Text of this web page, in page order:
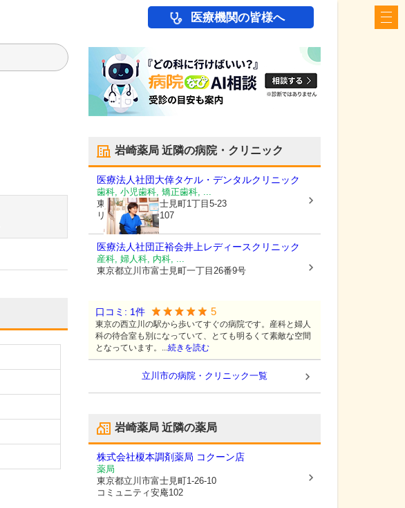
医療機関の皆様へ
岩崎薬局 近隣の病院・クリニック
医療法人社団大倖タケル・デンタルクリニック
歯科, 小児歯科, 矯正歯科, ...
東京都立川市富士見町1丁目5-23
リヴェール立川107
医療法人社団正裕会井上レディースクリニック
産科, 婦人科, 内科, ...
東京都立川市富士見町一丁目26番9号
口コミ: 1件 5
東京の西立川の駅から歩いてすぐの病院です。産科と婦人
科の待合室も別になっていて、とても明るくて素敵な空間
となっています。...続きを読む
立川市の病院・クリニック一覧
岩崎薬局 近隣の薬局
株式会社榎本調剤薬局 コクーン店
薬局
東京都立川市富士見町1-26-10
コミュニティ安庵102